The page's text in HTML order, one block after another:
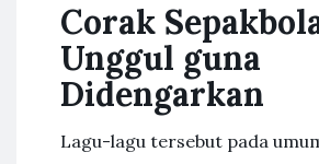
Corak
Unggul guna
Didengarkan
Lagu-lagu tersebut pada